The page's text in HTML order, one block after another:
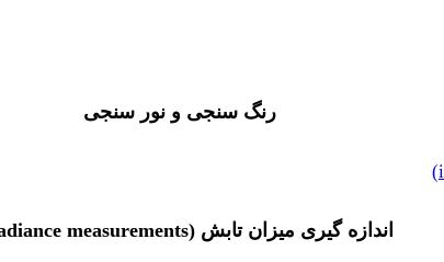
رنگ سنجی و نور سنجی
اندازه گیری میزان تابش (irradiance measurements)